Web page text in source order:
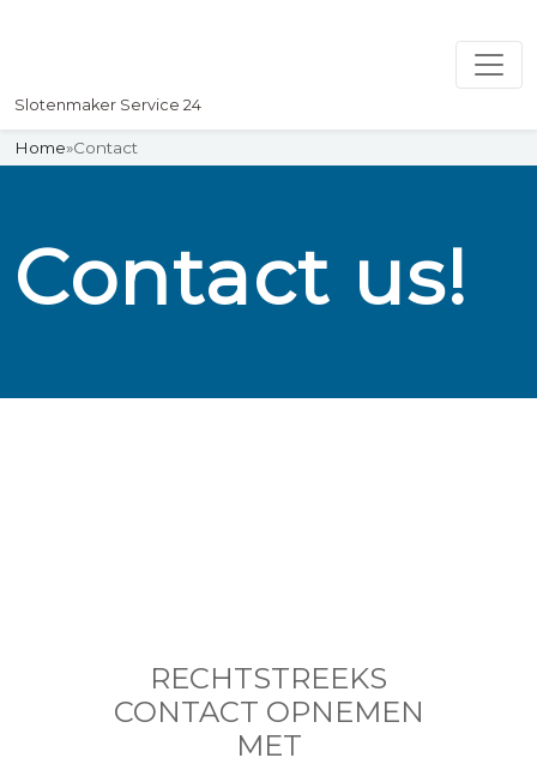
Slotenmaker Service 24
Home»Contact
Contact us!
RECHTSTREEKS
CONTACT OPNEMEN
MET